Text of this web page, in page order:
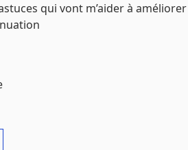
qui vont m’aider à améliorer